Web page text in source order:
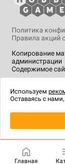
Копирование
администрации
Содержимое
Политика
Правила акций
технологии.
Главная
Используем
Оставаясь с